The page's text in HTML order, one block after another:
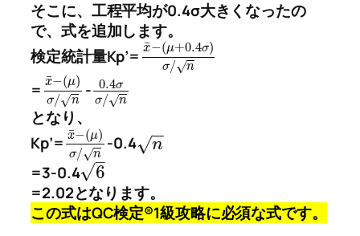
そこに、工程平均が0.4σ大きくなったの
で、式を追加します。
検定統計量Kp’= x
¯−(μ+0.4σ)
σ/ n
√
= x
¯−(μ)
σ/ n
√ - 0.4σ
σ/ n
√
となり、
Kp’= x
¯−(μ)
σ/ n
√ -0.4 n
−
−
√
=3-0.4 6
–
√
=2.02となります。
この式はQC検定®1級攻略に必須な式です。